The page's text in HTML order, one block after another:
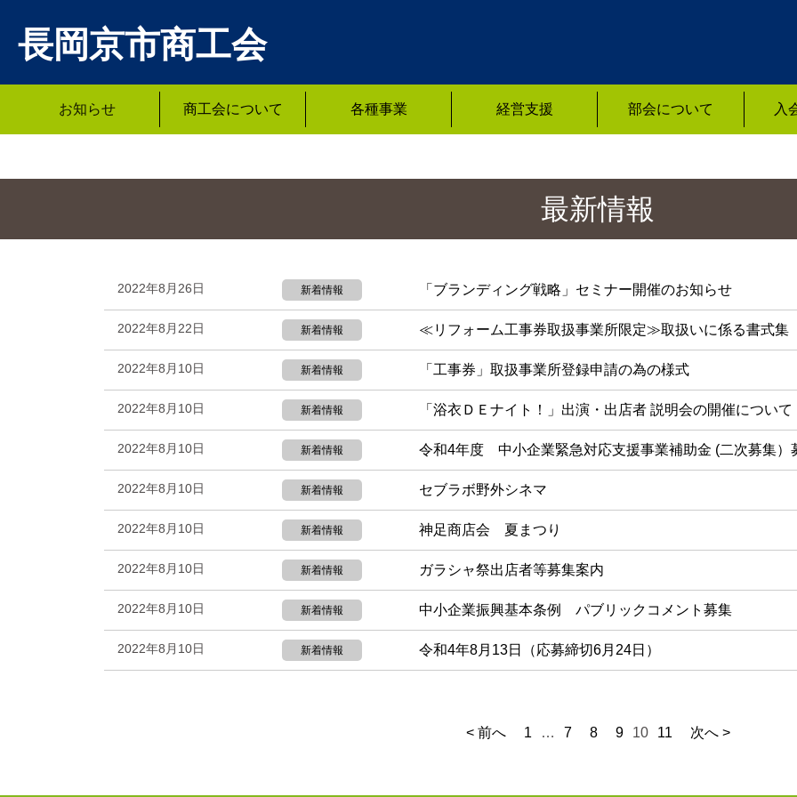
長岡京市商工会
お知らせ 商工会について 各種事業 経営支援 部会について 入
最新情報
2022年8月26日 新着情報 「ブランディング戦略」セミナー開催のお知らせ
2022年8月22日 新着情報 ≪リフォーム工事券取扱事業所限定≫取扱いに係る書式集
2022年8月10日 新着情報 「工事券」取扱事業所登録申請の為の様式
2022年8月10日 新着情報 「浴衣ＤＥナイト！」出演・出店者 説明会の開催について
2022年8月10日 新着情報 令和4年度 中小企業緊急対応支援事業補助金 (二次募集）
2022年8月10日 新着情報 セブラボ野外シネマ
2022年8月10日 新着情報 神足商店会 夏まつり
2022年8月10日 新着情報 ガラシャ祭出店者等募集案内
2022年8月10日 新着情報 中小企業振興基本条例 パブリックコメント募集
2022年8月10日 新着情報 令和4年8月13日（応募締切6月24日）
< 前へ 1 … 7 8 9 10 11 次へ >